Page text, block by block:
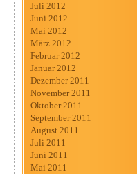
Juli 2012
Juni 2012
Mai 2012
März 2012
Februar 2012
Januar 2012
Dezember 2011
November 2011
Oktober 2011
September 2011
August 2011
Juli 2011
Juni 2011
Mai 2011